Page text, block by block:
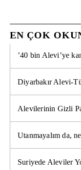
EN ÇOK
’40 bin Alevi’ye
Diyarbakır Alevi-
Alevilerinin Gizli
Utanmayalım da,
Suriyede Aleviler